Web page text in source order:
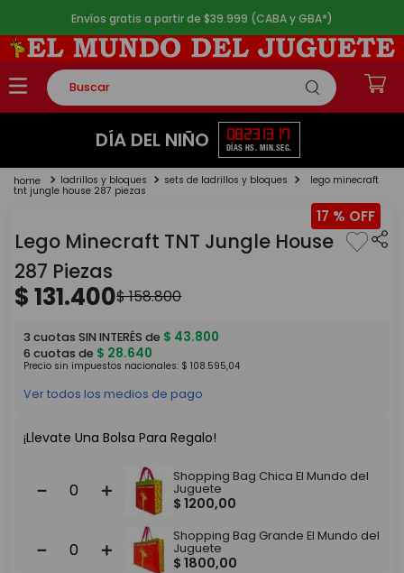
Envíos gratis a partir de $39.999 (CABA y GBA*)
Buscar
TÉRMINOS MÁS BUSCADOS
2.
lego
4.
monopatin
5. toy story
DÍA DEL NIÑO 08
DÍAS
23
HS.
13
MIN.
17
SEG.
ladrillos y bloques sets de ladrillos y bloques lego minecraft
tnt jungle house 287 piezas
17 %
Lego Minecraft TNT Jungle House
287 Piezas
$131.400$158.800
3 cuotas SIN INTERÉS de $ 43.800
6 cuotas de $ 28.640
Precio sin impuestos nacionales: $ 108.595,04
Ver todos los medios de pago
¡Llevate Una Bolsa Para Regalo!
＋
－
Shopping Bag Chica El Mundo del
Juguete
$ 1200,00
＋
－
Shopping Bag Grande El Mundo del
Juguete
$ 1800,00